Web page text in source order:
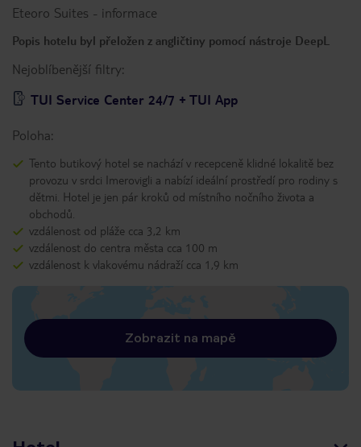
Eteoro Suites - informace
Popis hotelu byl přeložen z angličtiny pomocí nástroje DeepL
Nejoblíbenější filtry:
TUI Service Center 24/7 + TUI App
Poloha:
Tento butikový hotel se nachází v recepceně klidné lokalitě bez
provozu v srdci Imerovigli a nabízí ideální prostředí pro rodiny s
dětmi. Hotel je jen pár kroků od místního nočního života a
obchodů.
vzdálenost od pláže cca 3,2 km
vzdálenost do centra města cca 100 m
vzdálenost k vlakovému nádraží cca 1,9 km
Zobrazit na mapě